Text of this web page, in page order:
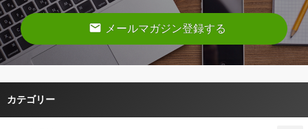
email メールマガジン登録する
カテゴリー